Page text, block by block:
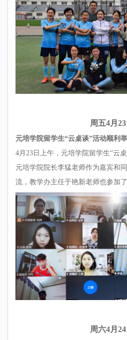
周五4月23
元培学院留学生“云桌谈”活动顺利
4月23日上午，元培学院留学生“云
元培学院院长李猛老师作为嘉宾和
流，教学办主任于艳新老师也参加
周六4月24